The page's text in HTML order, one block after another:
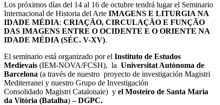
Los próximos días del 14 al 16 de octubre tendrá lugar el Seminario
Internacional de Historia del Arte IMAGENS E LITURGIA NA
IDADE MÉDIA: CRIAÇÃO, CIRCULAÇÃO E FUNÇÃO
DAS IMAGENS ENTRE O OCIDENTE E O ORIENTE NA
IDADE MÉDIA (SÉC. V-XV).
El seminario está organizado por el Instituto de Estudos
Medievais (IEM-NOVA/FCSH), la Universitat Autònoma de
Barcelona (a través de nuestro proyecto de investigación Magistri
Mediterranei y nuestro Grupo de Investigación
Consolidado Magistri Catalonaie) y el Mosteiro de Santa Maria
da Vitória (Batalha)– DGPC.